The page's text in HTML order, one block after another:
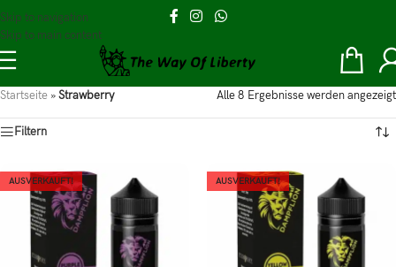
Skip to navigation
Skip to main content
Startseite »Strawberry Alle 8 Ergebnisse werden angezeigt
Filtern
AUSVERKAUFT! AUSVERKAUFT!